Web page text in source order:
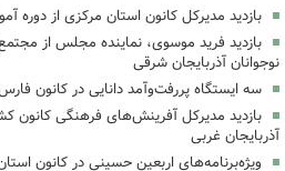
بازدید مدیرکل کانون استان مرکزی از دوره
بازدید فرید موسوی، نماینده مجلس از
نوجوانان آذربایجان شرقی
سه ایستگاه پررفت‌وآمد دانایی در کانون
بازدید مدیرکل آفرینش‌های فرهنگی کانون
آذربایجان غربی
ویژه‌برنامه‌های اربعین حسینی در کانون استان